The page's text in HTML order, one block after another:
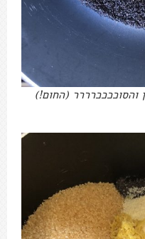
והסוככככרררר (החום!)